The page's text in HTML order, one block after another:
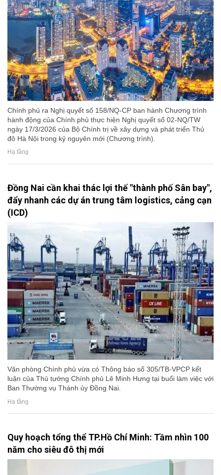
Chính phủ ra Nghị quyết số 158/NQ-CP ban hành Chương trình
hành động của Chính phủ thực hiện Nghị quyết số 02-NQ/TW
ngày 17/3/2026 của Bộ Chính trị về xây dựng và phát triển Thủ
đô Hà Nội trong kỷ nguyên mới (Chương trình).
Hạ tầng
Đồng Nai cần khai thác lợi thế "thành phố Sân bay",
đẩy nhanh các dự án trung tâm logistics, cảng cạn
(ICD)
Văn phòng Chính phủ vừa có Thông báo số 305/TB-VPCP kết
luận của Thủ tướng Chính phủ Lê Minh Hưng tại buổi làm việc với
Ban Thường vụ Thành ủy Đồng Nai.
Hạ tầng
Quy hoạch tổng thể TP.Hồ Chí Minh: Tầm nhìn 100
năm cho siêu đô thị mới